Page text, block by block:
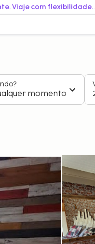
Viaje com
momento